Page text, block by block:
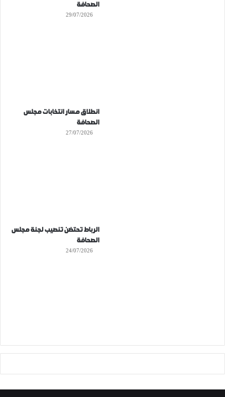
الصحافة
29/07/2026
انطلاق مسار انتخابات مجلس
الصحافة
27/07/2026
الرباط تحتضن تنصيب لجنة مجلس
الصحافة
24/07/2026